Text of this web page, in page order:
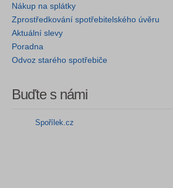
Nákup na splátky
Zprostředkování spotřebitelského úvěru
Aktuální slevy
Poradna
Odvoz starého spotřebiče
Buďte s námi
Spořílek.cz